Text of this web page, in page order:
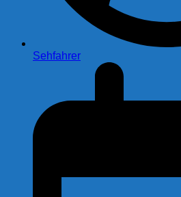
Sehfahrer